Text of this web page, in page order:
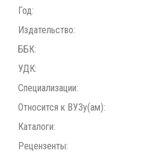
Год:
Издательство:
ББК:
УДК:
Специализации:
Относится к ВУЗу(ам):
Каталоги:
Рецензенты: